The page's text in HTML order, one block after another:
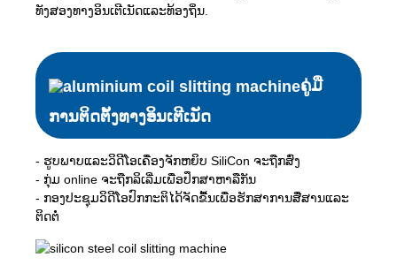
ທັງສອງທາງອິນເຕີເນັດແລະທ້ອງຖິ່ນ.
ຄູ່ມື
ການຕິດຕັ້ງທາງອິນເຕີເນັດ
- ຮູບພາບແລະວິດີໂອເຄື່ອງຈັກຫຍິບ SiliCon ຈະຖືກສົ່ງ
- ກຸ່ມ online ຈະຖືກລິເລີ່ມເພື່ອປຶກສາຫາລືກັນ
- ກອງປະຊຸມວິດີໂອປົກກະຕິໄດ້ຈັດຂື້ນເພື່ອຮັກສາການສື່ສານແລະ
ຕິດຕໍ່